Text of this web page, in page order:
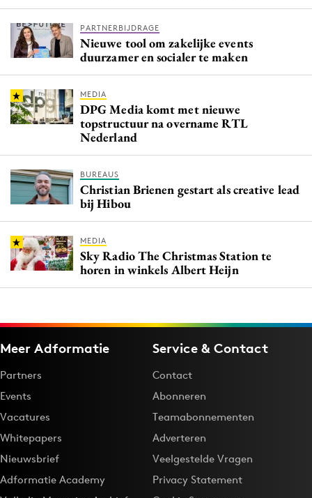
PARTNERBIJDRAGE
Nieuwe tool om zakelijke events
duurzamer en socialer te maken
MEDIA
DPG Media komt met nieuwe
topstructuur na overname RTL
Nederland
BUREAUS
Christian Brienen gestart als creative lead
bij Hibou
MEDIA
Sky Radio The Christmas Station te
horen in winkels Albert Heijn
Meer Adformatie
Partners
Events
Vacatures
Whitepapers
Nieuwsbrief
Adformatie Academy
Service & Contact
Contact
Abonneren
Teamabonnementen
Adverteren
Veelgestelde Vragen
Privacy Statement